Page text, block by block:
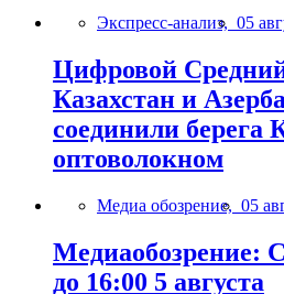
Экспресс-анализ, 05
Цифровой
Казахстан и
соединили берега
оптоволокном
Медиа обозрение, 05
Медиаобозрение:
до 16:00 5 августа